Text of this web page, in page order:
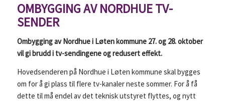
OMBYGGING AV NORDHUE TV-
SENDER
Ombygging av Nordhue i Løten kommune 27. og 28. oktober
vil gi brudd i tv-sendingene og redusert effekt.
Hovedsenderen på Nordhue i Løten kommune skal bygges
om for å gi plass til flere tv-kanaler neste sommer. For å få
dette til må endel av det teknisk utstyret flyttes, og nytt